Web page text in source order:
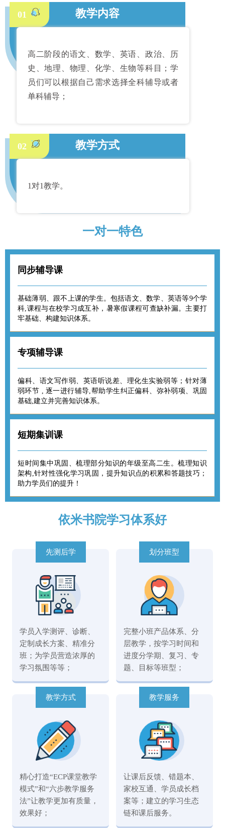
01 教学内容
高二阶段的语文、数学、英语、政治、历
史、地理、物理、化学、生物等科目；学
员们可以根据自己需求选择全科辅导或者
单科辅导；
02 教学方式
1对1教学。
一对一特色
同步辅导课
基础薄弱、跟不上课的学生。包括语文、数学、英语等9个学
科,课程与在校学习成互补，暑寒假课程可查缺补漏。主要打
牢基础、构建知识体系。
专项辅导课
偏科、语文写作弱、英语听说差、理化生实验弱等；针对薄
弱环节 , 逐一进行辅导,帮助学生纠正偏科、弥补弱项、巩固
基础,建立并完善知识体系。
短期集训课
短时间集中巩固、梳理部分知识的年级至高二生。梳理知识
架构,针对性强化学习巩固，提升知识点的积累和答题技巧；
助力学员们的提升！
依米书院学习体系好
先测后学
学员入学测评、诊断、
定制成长方案、精准分
班；为学员营造浓厚的
学习氛围等等；
划分班型
完整小班产品体系、分
层教学，按学习时间和
进度分学期、复习、专
题、目标等班型；
教学方式
精心打造“ECP课堂教学
模式”和“六步教学服务
法”让教学更加有质量，
效果好；
教学服务
让课后反馈、错题本、
家校互通、学员成长档
案等；建立的学习生态
链和课后服务。